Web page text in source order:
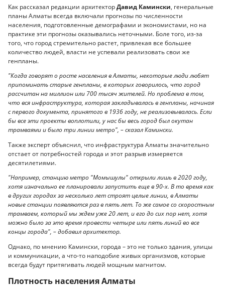
Как рассказал редакции архитекторДавид Камински, генеральные
планы Алматы всегда включали прогнозы по численности
населения, подготовленные демографами и экономистами, но на
практике эти прогнозы оказывались неточными. Боле того, из-за
того, что город стремительно растет, привлекая все большее
количество людей, власти не успевали реализовать свои же
генпланы.
"Когда говорят о росте населения в Алматы, некоторые люди любят
припоминать старые генпланы, в которых говорилось, что город
рассчитан на миллион или 700 тысяч жителей. Но проблема в том,
что вся инфраструктура, которая закладывалась в генпланы, начиная
с первого документа, принятого в 1936 году, не реализовывалась. Если
бы все эти проекты воплотили, у нас бы весь город был окутан
трамваями и было три линии метро", – сказал Камински.
Также эксперт объяснил, что инфраструктура Алматы значительно
отстает от потребностей города и этот разрыв измеряется
десятилетиями.
"Например, станцию метро "Момышулы" открыли лишь в 2020 году,
хотя изначально ее планировали запустить еще в 90-х. В то время как
в других городах за несколько лет строят целые линии, в Алматы
новые станции появляются раз в пять лет. То же самое со скоростным
трамваем, который мы ждем уже 20 лет, и его до сих пор нет, хотя
можно было за это время провести четыре или пять линий во все
концы города", – добавил архитектор.
Однако, по мнению Камински, города – это не только здания, улицы
и коммуникации, а что-то наподобие живых организмов, которые
всегда будут притягивать людей мощным магнитом.
Плотность населения Алматы